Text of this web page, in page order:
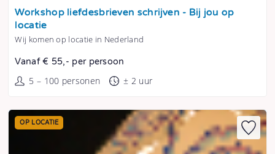
Tonen
Workshop liefdesbrieven schrijven - Bij jou op
locatie
Wij komen op locatie in Nederland
Vanaf € 55,- per persoon
5 – 100 personen ± 2 uur
OP LOCATIE